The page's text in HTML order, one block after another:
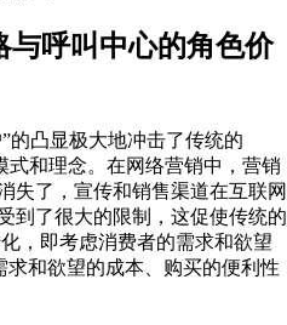
与呼叫中心的角色价
凸显极大地冲击了传统的
式和理念。在网络营销中，营销
失了，宣传和销售渠道在互联网
到了很大的限制，这促使传统的
，即考虑消费者的需求和欲望
和欲望的成本、购买的便利性